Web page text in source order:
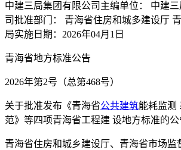
中建三局集团有限公司主编单位： 中建
司批准部门： 青海省住房和城多建设厅
局实施日期：2026年04月1日
青海省地方标准公告
2026年第2号（总第468号）
关于批准发布《青海省公共建筑能耗监测
范》等四项青海省工程建 设地方标准的公
青海省住房和城乡建设厅、青海省市场监